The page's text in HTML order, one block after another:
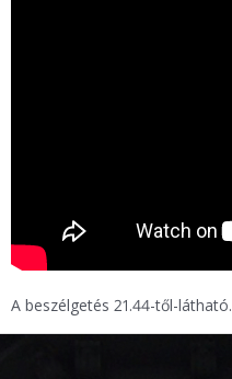
A beszélgetés 21.44-től-látható.